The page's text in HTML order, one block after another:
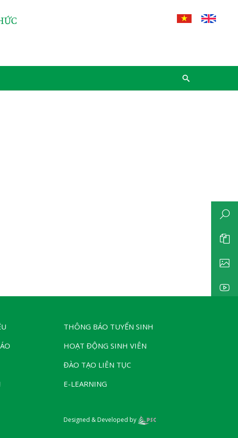
THÔNG BÁO TUYỂN SINH
HOẠT ĐỘNG SINH VIÊN
ĐÀO TẠO LIÊN TỤC
E-LEARNING
Designed & Developed by